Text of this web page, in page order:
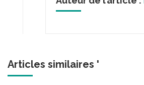
Articles similaires '